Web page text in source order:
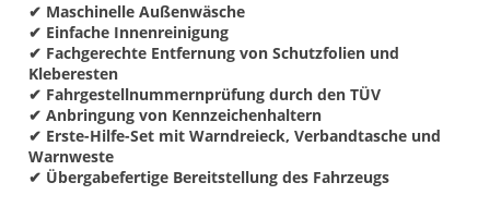
✔ Maschinelle Außenwäsche
✔ Einfache Innenreinigung
✔ Fachgerechte Entfernung von Schutzfolien und
Kleberesten
✔ Fahrgestellnummernprüfung durch den TÜV
✔ Anbringung von Kennzeichenhaltern
✔ Erste-Hilfe-Set mit Warndreieck, Verbandtasche und
Warnweste
✔ Übergabefertige Bereitstellung des Fahrzeugs